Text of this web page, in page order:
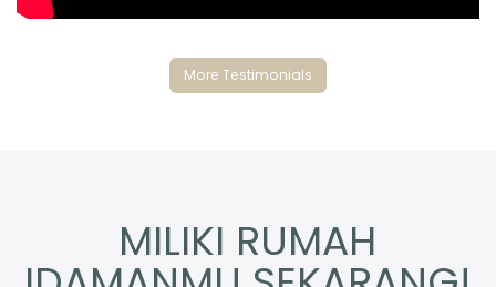
More Testimonials
MILIKI RUMAH